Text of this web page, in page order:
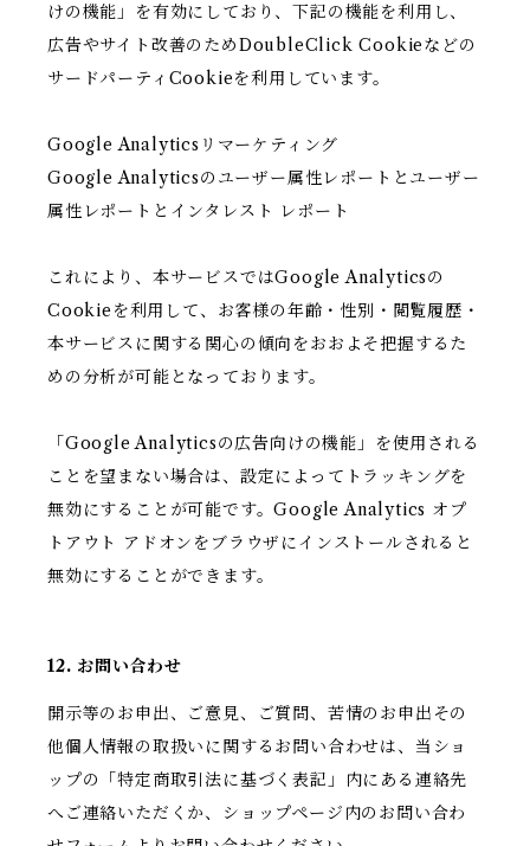
けの機能」を有効にしており、下記の機能を利用し、
広告やサイト改善のためDoubleClick Cookieなどの
サードパーティCookieを利用しています。
Google Analyticsリマーケティング
Google Analyticsのユーザー属性レポートとユーザー
属性レポートとインタレスト レポート
これにより、本サービスではGoogle Analyticsの
Cookieを利用して、お客様の年齢・性別・閲覧履歴・
本サービスに関する関心の傾向をおおよそ把握するた
めの分析が可能となっております。
「Google Analyticsの広告向けの機能」を使用される
ことを望まない場合は、設定によってトラッキングを
無効にすることが可能です。Google Analytics オプ
トアウト アドオンをブラウザにインストールされると
無効にすることができます。
12. お問い合わせ
開示等のお申出、ご意見、ご質問、苦情のお申出その
他個人情報の取扱いに関するお問い合わせは、当ショ
ップの「特定商取引法に基づく表記」内にある連絡先
へご連絡いただくか、ショップページ内のお問い合わ